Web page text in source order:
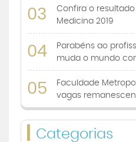
03
Confira o
Medicina 2019
04
Parabéns ao
muda o mundo
05
Faculdade
vagas
Categorias